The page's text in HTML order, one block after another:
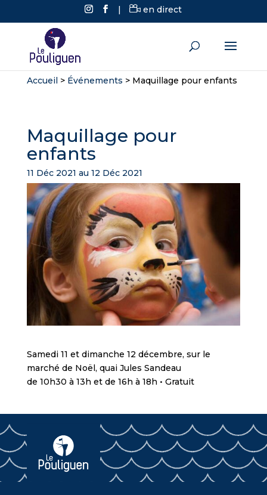
| en direct
Accueil> Événements > Maquillage pour enfants
Maquillage pour
enfants
11 Déc 2021 au 12 Déc 2021
Samedi 11 et dimanche 12 décembre, sur le
marché de Noël, quai Jules Sandeau
de 10h30 à 13h et de 16h à 18h • Gratuit